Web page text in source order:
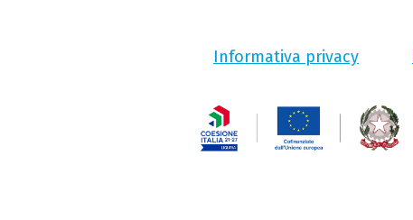
Informativa privacy